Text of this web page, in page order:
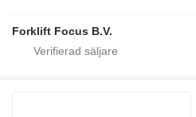
Forklift Focus B.V.